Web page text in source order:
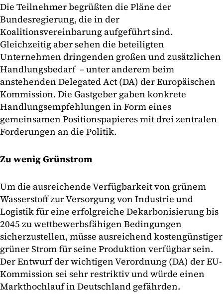
Die Teilnehmer begrüßten die Pläne der
Bundesregierung, die in der
Koalitionsvereinbarung aufgeführt sind.
Gleichzeitig aber sehen die beteiligten
Unternehmen dringenden großen und zusätzlichen
Handlungsbedarf – unter anderem beim
anstehenden Delegated Act (DA) der Europäischen
Kommission. Die Gastgeber gaben konkrete
Handlungsempfehlungen in Form eines
gemeinsamen Positionspapieres mit drei zentralen
Forderungen an die Politik.
Zu wenig Grünstrom
Um die ausreichende Verfügbarkeit von grünem
Wasserstoff zur Versorgung von Industrie und
Logistik für eine erfolgreiche Dekarbonisierung bis
2045 zu wettbewerbsfähigen Bedingungen
sicherzustellen, müsse ausreichend kostengünstiger
grüner Strom für seine Produktion verfügbar sein.
Der Entwurf der wichtigen Verordnung (DA) der EU-
Kommission sei sehr restriktiv und würde einen
Markthochlauf in Deutschland gefährden.